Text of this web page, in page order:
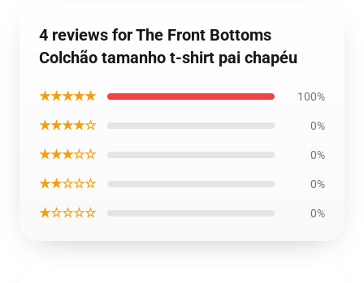
4 reviews for The Front Bottoms
Colchão tamanho t-shirt pai chapéu
★★★★★ 100%
★★★★☆ 0%
★★★☆☆ 0%
★★☆☆☆ 0%
★☆☆☆☆ 0%